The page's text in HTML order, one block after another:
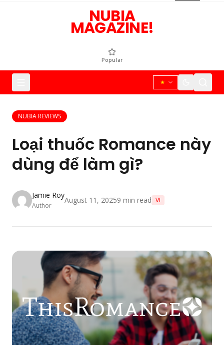
NUBIA
MAGAZINE!
Popular
NUBIA REVIEWS
Loại thuốc Romance này
dùng để làm gì?
Jamie Roy
Author
August 11, 20259 min read VI